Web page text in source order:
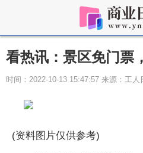
看热讯：景区免门票
时间：2022-10-13 15:47:57 来源：工人
(资料图片仅供参考)